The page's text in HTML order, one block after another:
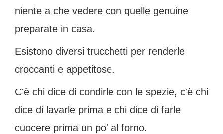
niente a che vedere con quelle genuine
preparate in casa.
Esistono diversi trucchetti per renderle
croccanti e appetitose.
C'è chi dice di condirle con le spezie, c'è chi
dice di lavarle prima e chi dice di farle
cuocere prima un po' al forno.